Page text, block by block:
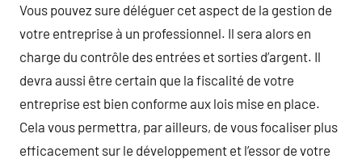
Vous pouvez sure déléguer cet aspect de la gestion de
votre entreprise à un professionnel. Il sera alors en
charge du contrôle des entrées et sorties d’argent. Il
devra aussi être certain que la fiscalité de votre
entreprise est bien conforme aux lois mise en place.
Cela vous permettra, par ailleurs, de vous focaliser plus
efficacement sur le développement et l’essor de votre